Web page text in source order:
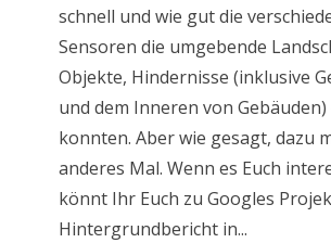
schnell und wie gut die
Sensoren die umgebende
Objekte, Hindernisse (inklusive
und dem Inneren von
konnten. Aber wie gesagt, dazu
anderes Mal. Wenn es Euch
könnt Ihr Euch zu Googles
Hintergrundbericht in...